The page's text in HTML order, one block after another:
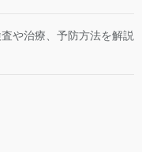
や治療、予防方法を解説